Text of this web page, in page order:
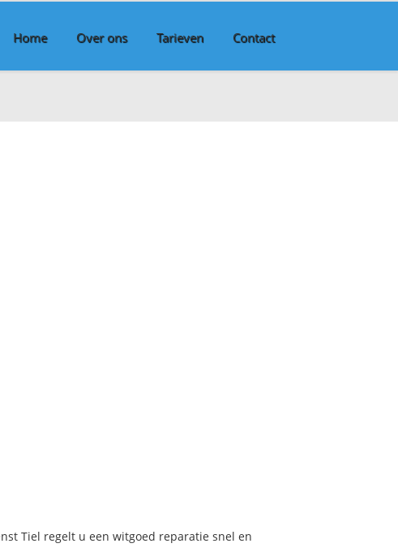
Home Over ons Tarieven Contact
Tiel regelt u een witgoed reparatie snel en